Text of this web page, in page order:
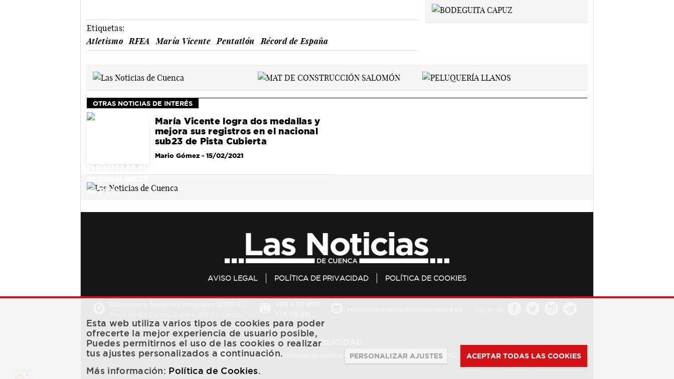
Etiquetas:
Atletismo
RFEA María Vicente Pentatlón Récord de España
OTRAS NOTICIAS DE INTERÉS
María Vicente logra dos medallas y
mejora sus registros en el nacional
sub23 de Pista Cubierta
Mario Gómez- 15/02/2021
AVISO LEGAL POLÍTICA DE PRIVACIDAD POLÍTICA DE COOKIES
PUBLICIDAD:
publicidad@lasnoticiasdecuenca.es 684 126 573 / 670 726 392
Esta web utiliza varios tipos de cookies para poder
ofrecerte la mejor experiencia de usuario posible,
Puedes permitirnos el uso de las cookies o realizar
tus ajustes personalizados a continuación.
Más información: Política de Cookies.
PERSONALIZAR AJUSTES ACEPTAR TODAS LAS COOKIES